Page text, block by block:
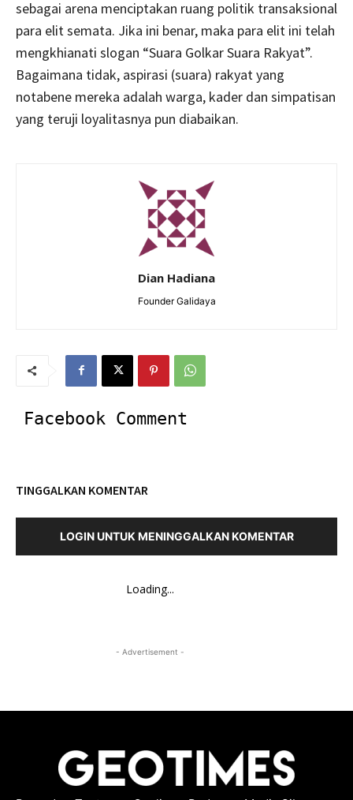
sebagai arena menciptakan ruang politik transaksional
para elit semata. Jika ini benar, maka para elit ini telah
mengkhianati slogan “Suara Golkar Suara Rakyat”.
Bagaimana tidak, aspirasi (suara) rakyat yang
notabene mereka adalah warga, kader dan simpatisan
yang teruji loyalitasnya pun diabaikan.
Dian Hadiana
Founder Galidaya
Facebook Comment
TINGGALKAN KOMENTAR
LOGIN UNTUK MENINGGALKAN KOMENTAR
Loading...
- Advertisement -